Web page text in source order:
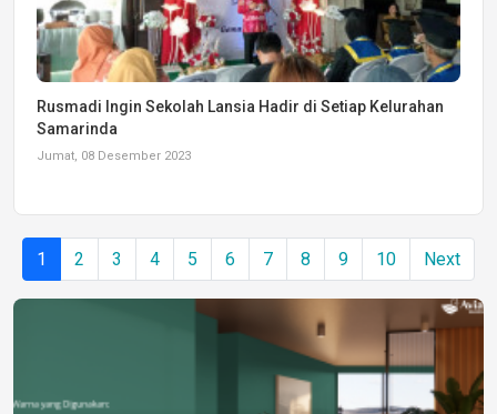
Rusmadi Ingin Sekolah Lansia Hadir di Setiap Kelurahan
Samarinda
Jumat, 08 Desember 2023
1 2 3 4 5 6 7 8 9 10 Next